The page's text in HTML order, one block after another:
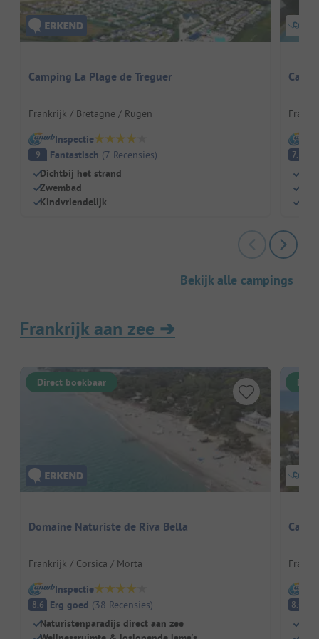
Camping La Plage de Treguer
Frankrijk / Bretagne / Rugen
Inspectie
9 Fantastisch (7 Recensies)
Dichtbij het strand
Zwembad
Kindvriendelijk
7.3
Bekijk alle campings
Frankrijk aan zee ➔
Direct boekbaar
Domaine Naturiste de Riva Bella
Frankrijk / Corsica / Morta
Inspectie
8.6 Erg goed (38 Recensies)
Naturistenparadijs direct aan zee
8.4